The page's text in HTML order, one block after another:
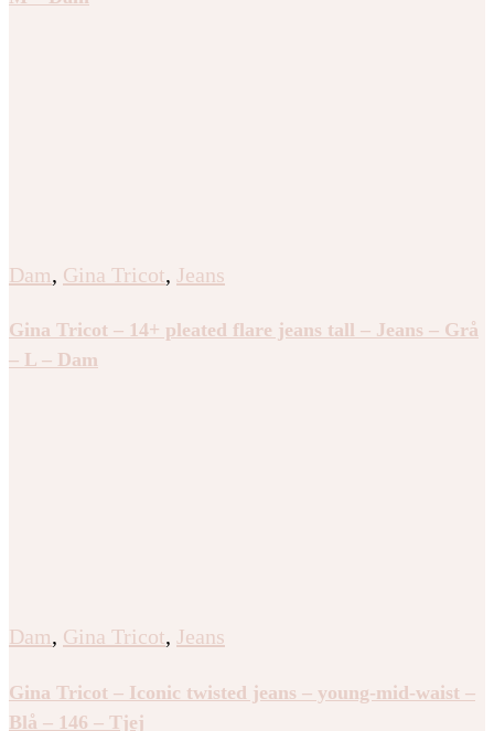
Dam, Gina Tricot, Jeans
Gina Tricot – 14+ pleated flare jeans tall – Jeans – Grå
– L – Dam
Dam, Gina Tricot, Jeans
Gina Tricot – Iconic twisted jeans – young-mid-waist –
Blå – 146 – Tjej